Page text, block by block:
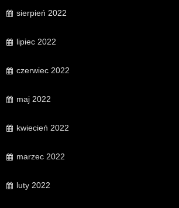
sierpień 2022
lipiec 2022
czerwiec 2022
maj 2022
kwiecień 2022
marzec 2022
luty 2022